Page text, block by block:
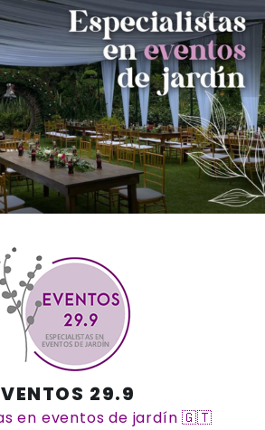
29.9
en eventos de jardín 🇬🇹